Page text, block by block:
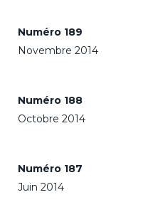
Numéro 189
Novembre 2014
Numéro 188
Octobre 2014
Numéro 187
Juin 2014